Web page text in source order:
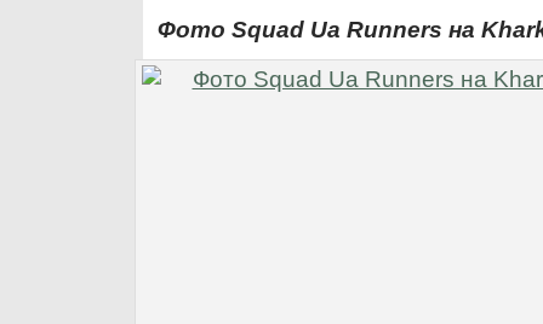
Фото Squad Ua Runners на